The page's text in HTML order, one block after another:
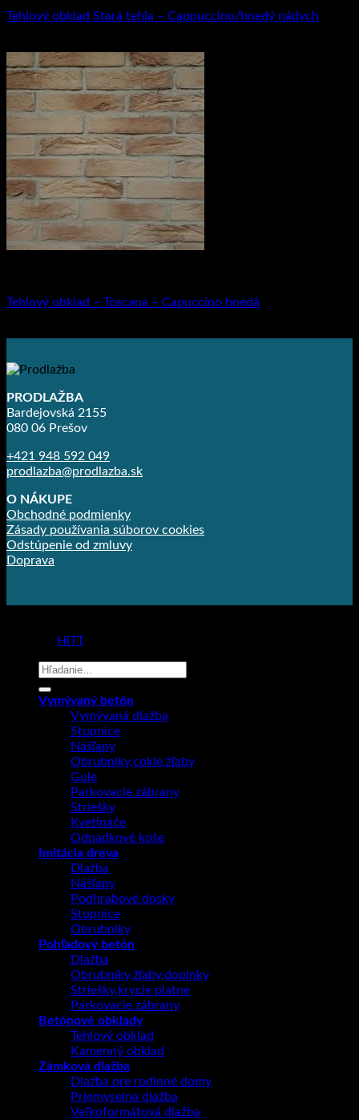
Tehlový obklad Stará tehla – Cappuccino/hnedý nádych
Tehlový obklad – Toscana – Capuccino hnedá
PRODLAŽBA
Bardejovská 2155
080 06 Prešov
+421 948 592 049
prodlazba@prodlazba.sk
O NÁKUPE
Obchodné podmienky
Zásady používania súborov cookies
Odstúpenie od zmluvy
Doprava
HiTT
Hľadať:
Vymývaný betón
Vymývaná dlažba
Stupnice
Nášľapy
Obrubníky,cokle,žľaby
Gule
Parkovacie zábrany
Striešky
Kvetináče
Odpadkové koše
Imitácia dreva
Dlažba
Nášľapy
Podhrabové dosky
Stupnice
Obrubníky
Pohľadový betón
Dlažba
Obrubníky,žľaby,doplnky
Striešky,krycie platne
Parkovacie zábrany
Betónové obklady
Tehlový obklad
Kamenný obklad
Zámková dlažba
Dlažba pre rodinné domy
Priemyselná dlažba
Veľkoformátová dlažba